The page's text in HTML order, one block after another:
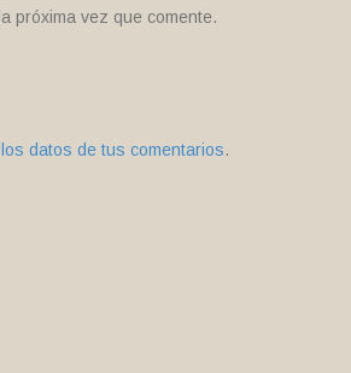
próxima vez que comente.
datos de tus comentarios.